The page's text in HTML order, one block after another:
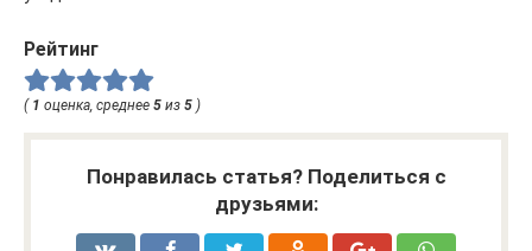
Рейтинг
( 1 оценка, среднее 5 из 5 )
Понравилась статья? Поделиться с
друзьями: